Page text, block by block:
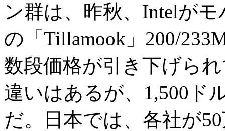
ン群は、昨秋、Intelが
の「Tillamook」200/
数段価格が引き下げら
違いはあるが、1,500ド
だ。日本では、各社が